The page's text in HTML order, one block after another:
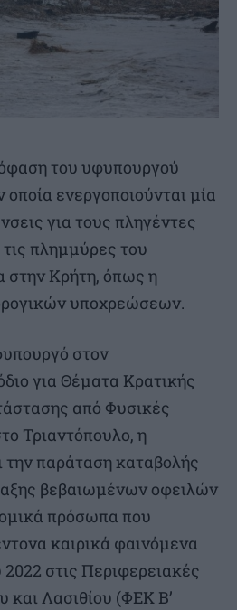
του υφυπουργού
ενεργοποιούνται μία
για τους πληγέντες
πλημμύρες του
στην Κρήτη, όπως η
υποχρεώσεων.
στον
για Θέματα Κρατικής
από Φυσικές
Τριαντόπουλο, η
παράταση καταβολής
βεβαιωμένων οφειλών
πρόσωπα που
καιρικά φαινόμενα
στις Περιφερειακές
και Λασιθίου (ΦΕΚ Β’